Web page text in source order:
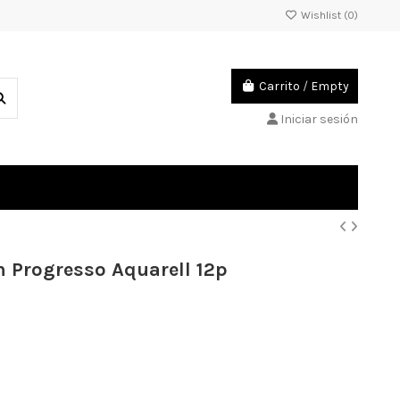
Wishlist (0)
Carrito / Empty
Iniciar sesión
Aquarell 12p